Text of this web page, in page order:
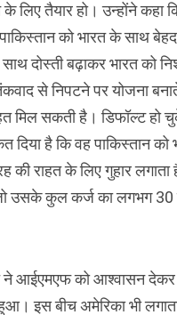
लिए तैयार हो। उन्‍होंने कहा
को भारत के साथ
दोस्‍ती बढ़ाकर भारत को
से निपटने पर योजना
मिल सकती है। डिफॉल्‍ट
है कि वह पाकिस्‍तान को
की राहत के लिए गुहार
जो उसके कुल कर्ज का लगभग
आईएमएफ को आश्‍वासन देकर
इस बीच अमेरिका भी